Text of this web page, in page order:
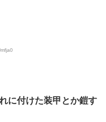
に付けた装甲とか鎧す